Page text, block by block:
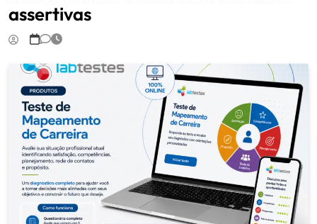
assertivas